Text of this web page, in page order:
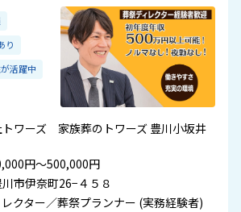
り
活躍中
ワーズ 家族葬のトワーズ 豊川小坂井
円～500,000円
市伊奈町26−４５８
クター／葬祭プランナー (実務経験者)